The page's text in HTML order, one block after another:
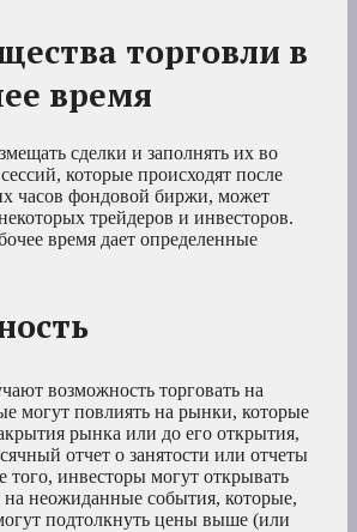
торговли в
время
сделки и заполнять их во
которые происходят после
часов фондовой биржи, может
трейдеров и инвесторов.
время дает определенные
возможность торговать на
могут повлиять на рынки, которые
рынка или до его открытия,
отчет о занятости или отчеты
того, инвесторы могут открывать
на неожиданные события, которые,
подтолкнуть цены выше (или